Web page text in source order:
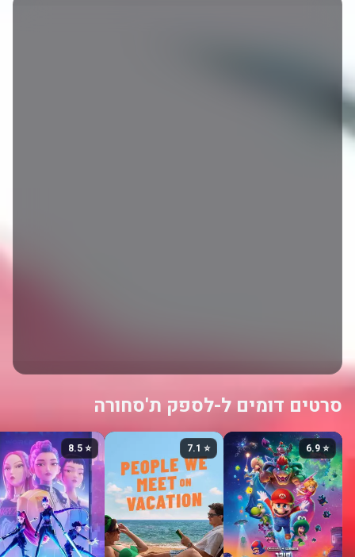
סרטים דומים ל-לספק ת'סחורה
⭐ 6.9
⭐ 7.1
⭐ 8.5